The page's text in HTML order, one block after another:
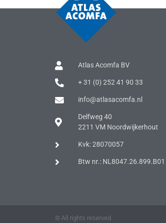
Atlas Acomfa BV
+ 31 (0) 252 41 90 33
info@atlasacomfa.nl
Delfweg 40
2211 VM Noordwijkerhout
Kvk: 28070057
Btw nr.: NL8047.26.899.B01
© All rights reserved